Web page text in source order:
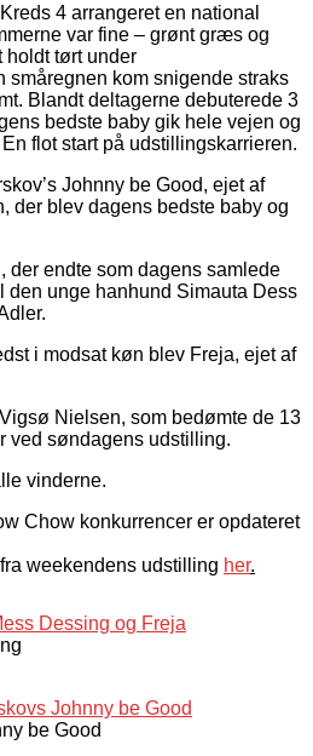
4 arrangeret en national
var fine – grønt græs og
holdt tørt under
småregnen kom snigende straks
Blandt deltagerne debuterede 3
bedste baby gik hele vejen og
flot start på udstillingskarrieren.
Johnny be Good, ejet af
der blev dagens bedste baby og
der endte som dagens samlede
den unge hanhund Simauta Dess
i modsat køn blev Freja, ejet af
Nielsen, som bedømte de 13
ved søndagens udstilling.
vinderne.
Chow konkurrencer er opdateret
weekendens udstilling her.
be Good